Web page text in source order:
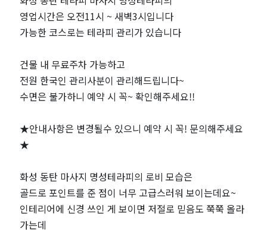
사
지
"명
성
테
라
피"｜
근
영업시간은 오전11시 ~ 새벽3시입니다
가능한 코스로는 테라피 관리가 있습니다
건물 내 무료주차 가능하고
전원 한국인 관리사분이 관리해드립니다~
수면은 불가하니 예약 시 꼭~ 확인해주세요!!
★안내사항은 변경될수 있으니 예약 시 꼭! 문의해주세요
★
화성 동탄 마사지 명성테라피의 로비 모습은
골드로 포인트를 준 점이 너무 고급스러워 보이는데요~
인테리어에 신경 쓰인 게 보이면 저절로 믿음도 쭉쭉 올라
가는데